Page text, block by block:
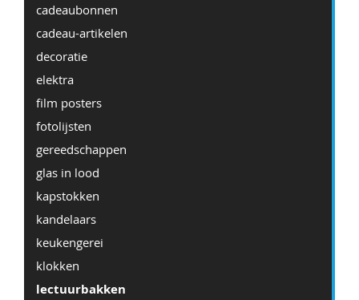
cadeaubonnen
cadeau-artikelen
decoratie
elektra
film posters
fotolijsten
gereedschappen
glas in lood
kapstokken
kandelaars
keukengerei
klokken
lectuurbakken